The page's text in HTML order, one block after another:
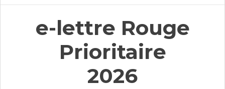
e-lettre Rouge
Prioritaire
2026